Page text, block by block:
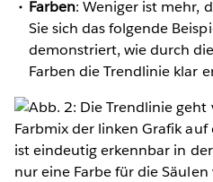
Farben: Weniger ist mehr,
Sie sich das folgende
demonstriert, wie durch
Farben die Trendlinie klar